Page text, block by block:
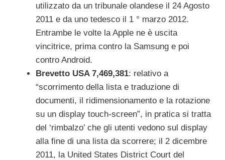
utilizzato da un tribunale olandese il 24 Agosto
2011 e da uno tedesco il 1 ° marzo 2012.
Entrambe le volte la Apple ne è uscita
vincitrice, prima contro la Samsung e poi
contro Android.
Brevetto USA 7,469,381: relativo a
“scorrimento della lista e traduzione di
documenti, il ridimensionamento e la rotazione
su un display touch-screen”, in pratica si tratta
del ‘rimbalzo’ che gli utenti vedono sul display
alla fine di una lista da scorrere; il 2 dicembre
2011, la United States District Court del